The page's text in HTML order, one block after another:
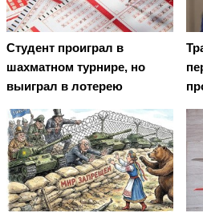
Студент проиграл в
шахматном турнире, но
выиграл в лотерею